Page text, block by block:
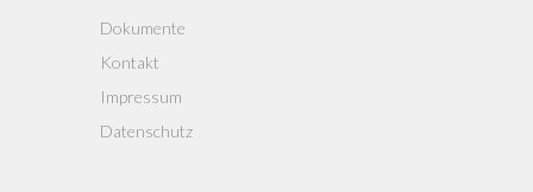
Dokumente
Kontakt
Impressum
Datenschutz